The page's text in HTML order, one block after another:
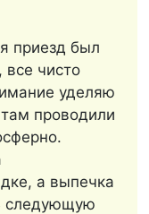
приезд был
все чисто
уделяю
проводили
а выпечка
следующую